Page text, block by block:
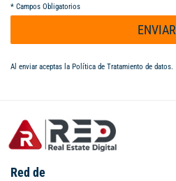
* Campos Obligatorios
ENVIAR
Al enviar aceptas la Política de Tratamiento de datos.
Red de